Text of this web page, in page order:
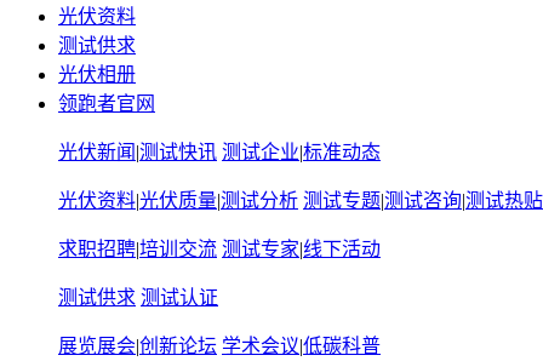
光伏资料
测试供求
光伏相册
领跑者官网
光伏新闻 |测试快讯 测试企业|标准动态
光伏资料|光伏质量|测试分析 测试专题|测试咨询|测试热贴
求职招聘|培训交流 测试专家|线下活动
测试供求 测试认证
展览展会|创新论坛 学术会议|低碳科普